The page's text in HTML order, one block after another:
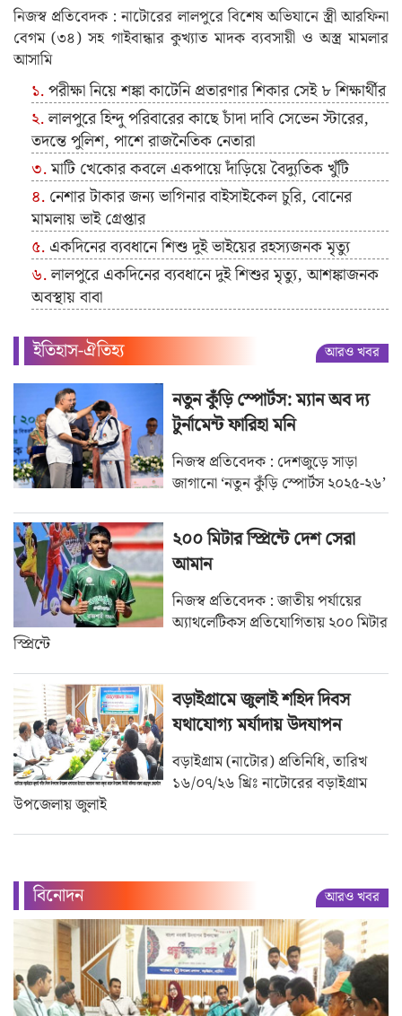
নিজস্ব প্রতিবেদক : নাটোরের লালপুরে বিশেষ অভিযানে স্ত্রী আরফিনা
বেগম (৩৪) সহ গাইবান্ধার কুখ্যাত মাদক ব্যবসায়ী ও অস্ত্র মামলার
আসামি
পরীক্ষা নিয়ে শঙ্কা কাটেনি প্রতারণার শিকার সেই ৮ শিক্ষার্থীর
লালপুরে হিন্দু পরিবারের কাছে চাঁদা দাবি সেভেন স্টারের,
তদন্তে পুলিশ, পাশে রাজনৈতিক নেতারা
মাটি খেকোর কবলে একপায়ে দাঁড়িয়ে বৈদ্যুতিক খুঁটি
নেশার টাকার জন্য ভাগিনার বাইসাইকেল চুরি, বোনের
মামলায় ভাই গ্রেপ্তার
একদিনের ব্যবধানে শিশু দুই ভাইয়ের রহস্যজনক মৃত্যু
লালপুরে একদিনের ব্যবধানে দুই শিশুর মৃত্যু, আশঙ্কাজনক
অবস্থায় বাবা
ইতিহাস-ঐতিহ্য আরও খবর
নতুন কুঁড়ি স্পোর্টস: ম্যান অব দ্য
টুর্নামেন্ট ফারিহা মনি
নিজস্ব প্রতিবেদক : দেশজুড়ে সাড়া
জাগানো ‘নতুন কুঁড়ি স্পোর্টস ২০২৫-২৬’
২০০ মিটার স্প্রিন্টে দেশ সেরা
আমান
নিজস্ব প্রতিবেদক : জাতীয় পর্যায়ের
অ্যাথলেটিকস প্রতিযোগিতায় ২০০ মিটার
স্প্রিন্টে
বড়াইগ্রামে জুলাই শহিদ দিবস
যথাযোগ্য মর্যাদায় উদযাপন
বড়াইগ্রাম (নাটোর) প্রতিনিধি, তারিখ
১৬/০৭/২৬ খ্রিঃ নাটোরের বড়াইগ্রাম
উপজেলায় জুলাই
বিনোদন আরও খবর